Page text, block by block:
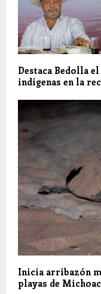
Destaca Bedolla
indígenas en la
Inicia arribazón
playas de